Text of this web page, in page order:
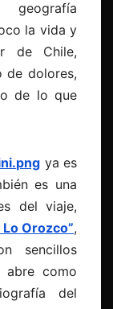
la vida y
de Chile,
de dolores,
de lo que
ya es
es una
del viaje,
Lo Orozco”,
sencillos
abre como
del